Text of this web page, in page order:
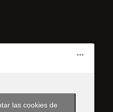
las cookies de